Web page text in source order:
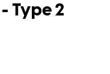
Type 2